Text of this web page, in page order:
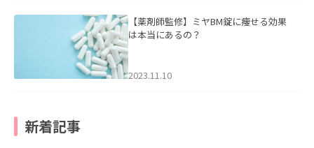
【薬剤師監修】ミヤBM錠に痩せる効果
は本当にあるの？
2023.11.10
新着記事